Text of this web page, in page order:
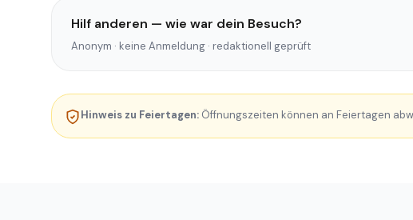
Hilf anderen — wie war dein Besuch?
Anonym · keine Anmeldung · redaktionell geprüft
Hinweis zu Feiertagen: Öffnungszeiten können an Feiertagen